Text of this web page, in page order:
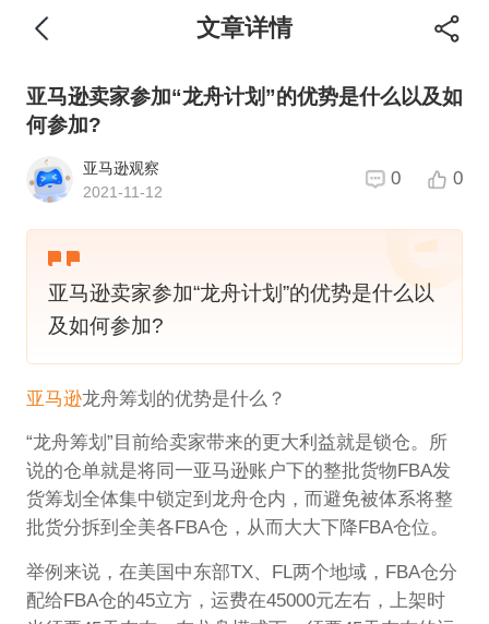
文章详情
亚马逊卖家参加“龙舟计划”的优势是什么以及如
何参加?
亚马逊观察
2021-11-12
0 0
亚马逊卖家参加“龙舟计划”的优势是什么以
及如何参加?
亚马逊龙舟筹划的优势是什么？
“龙舟筹划”目前给卖家带来的更大利益就是锁仓。所
说的仓单就是将同一亚马逊账户下的整批货物FBA发
货筹划全体集中锁定到龙舟仓内，而避免被体系将整
批货分拆到全美各FBA仓，从而大大下降FBA仓位。
举例来说，在美国中东部TX、FL两个地域，FBA仓分
配给FBA仓的45立方，运费在45000元左右，上架时